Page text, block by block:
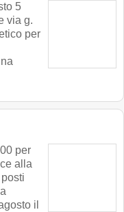
5
via g.
per
per
alla
il